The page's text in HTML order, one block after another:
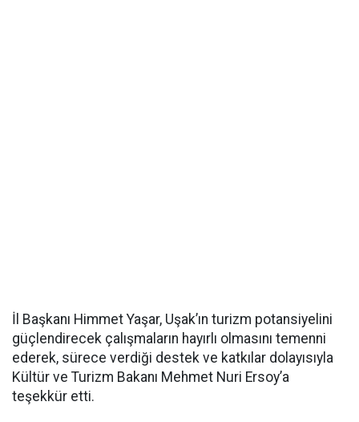
İl Başkanı Himmet Yaşar, Uşak’ın turizm potansiyelini
güçlendirecek çalışmaların hayırlı olmasını temenni
ederek, sürece verdiği destek ve katkılar dolayısıyla
Kültür ve Turizm Bakanı Mehmet Nuri Ersoy’a
teşekkür etti.